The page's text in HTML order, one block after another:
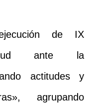
de IX
ante la
actitudes y
agrupando